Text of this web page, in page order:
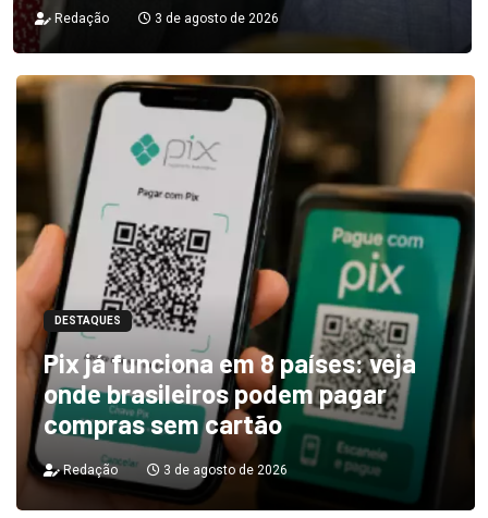
Redação 3 de agosto de 2026
DESTAQUES
Pix já funciona em 8 países: veja
onde brasileiros podem pagar
compras sem cartão
Redação 3 de agosto de 2026